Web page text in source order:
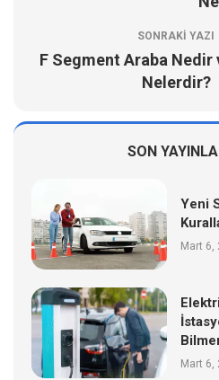
SONRAKI YAZI
F Segment Araba
Nelerdir?
SON
Yeni
Mart 6,
Mart 6,